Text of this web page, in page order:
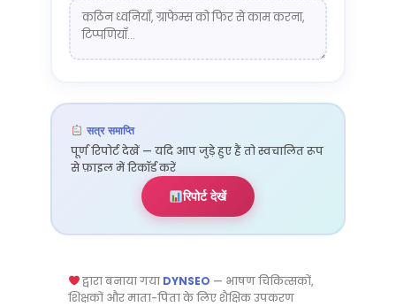
सत्र समाप्ति
पूर्ण रिपोर्ट देखें — यदि आप जुड़े हुए हैं तो स्वचालित रूप
से फ़ाइल में रिकॉर्ड करें
रिपोर्ट देखें
द्वारा बनाया गया DYNSEO — भाषण चिकित्सकों,
शिक्षकों और माता-पिता के लिए शैक्षिक उपकरण